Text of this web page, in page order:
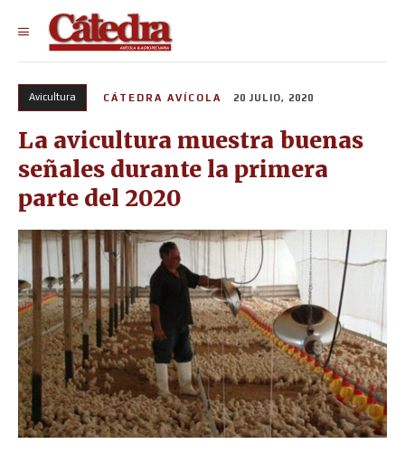
Avicultura CÁTEDRA AVÍCOLA 20 JULIO, 2020
La avicultura muestra buenas
señales durante la primera
parte del 2020